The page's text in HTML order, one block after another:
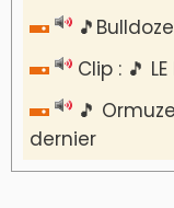
Clip : 🎵 LE
🎵
dernier